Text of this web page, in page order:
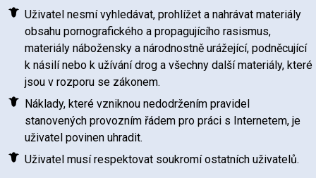
Uživatel nesmí vyhledávat, prohlížet a nahrávat materiály
obsahu pornografického a propagujícího rasismus,
materiály nábožensky a národnostně urážející, podněcující
k násilí nebo k užívání drog a všechny další materiály, které
jsou v rozporu se zákonem.
Náklady, které vzniknou nedodržením pravidel
stanovených provozním řádem pro práci s Internetem, je
uživatel povinen uhradit.
Uživatel musí respektovat soukromí ostatních uživatelů.